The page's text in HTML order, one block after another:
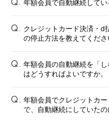
会員登録
Q. 年額会員で自動継続してい
Q. クレジットカード決済・d
の停止方法を教えてくださ
Q. 年額会員の自動継続を「
はどうすればよいですか。
Q. 年額会員でクレジットカ
で、自動継続にしていたの